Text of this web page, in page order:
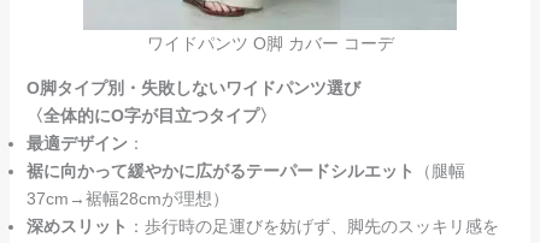
ワイドパンツ O脚 カバー コーデ
O脚タイプ別・失敗しないワイドパンツ選び
〈全体的にO字が目立つタイプ〉
最適デザイン ：
裾に向かって緩やかに広がるテーパードシルエット
（腿幅
37cm→裾幅28cmが理想）
深めスリット ：歩行時の足運びを妨げず、脚先のスッキリ感を